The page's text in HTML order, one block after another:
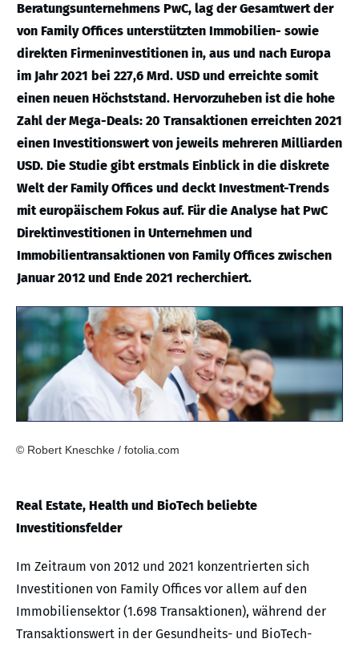
Beratungsunternehmens PwC, lag der Gesamtwert der
von Family Offices unterstützten Immobilien- sowie
direkten Firmeninvestitionen in, aus und nach Europa
im Jahr 2021 bei 227,6 Mrd. USD und erreichte somit
einen neuen Höchststand. Hervorzuheben ist die hohe
Zahl der Mega-Deals: 20 Transaktionen erreichten 2021
einen Investitionswert von jeweils mehreren Milliarden
USD. Die Studie gibt erstmals Einblick in die diskrete
Welt der Family Offices und deckt Investment-Trends
mit europäischem Fokus auf. Für die Analyse hat PwC
Direktinvestitionen in Unternehmen und
Immobilientransaktionen von Family Offices zwischen
Januar 2012 und Ende 2021 recherchiert.
© Robert Kneschke / fotolia.com
Real Estate, Health und BioTech beliebte
Investitionsfelder
Im Zeitraum von 2012 und 2021 konzentrierten sich
Investitionen von Family Offices vor allem auf den
Immobiliensektor (1.698 Transaktionen), während der
Transaktionswert in der Gesundheits- und BioTech-